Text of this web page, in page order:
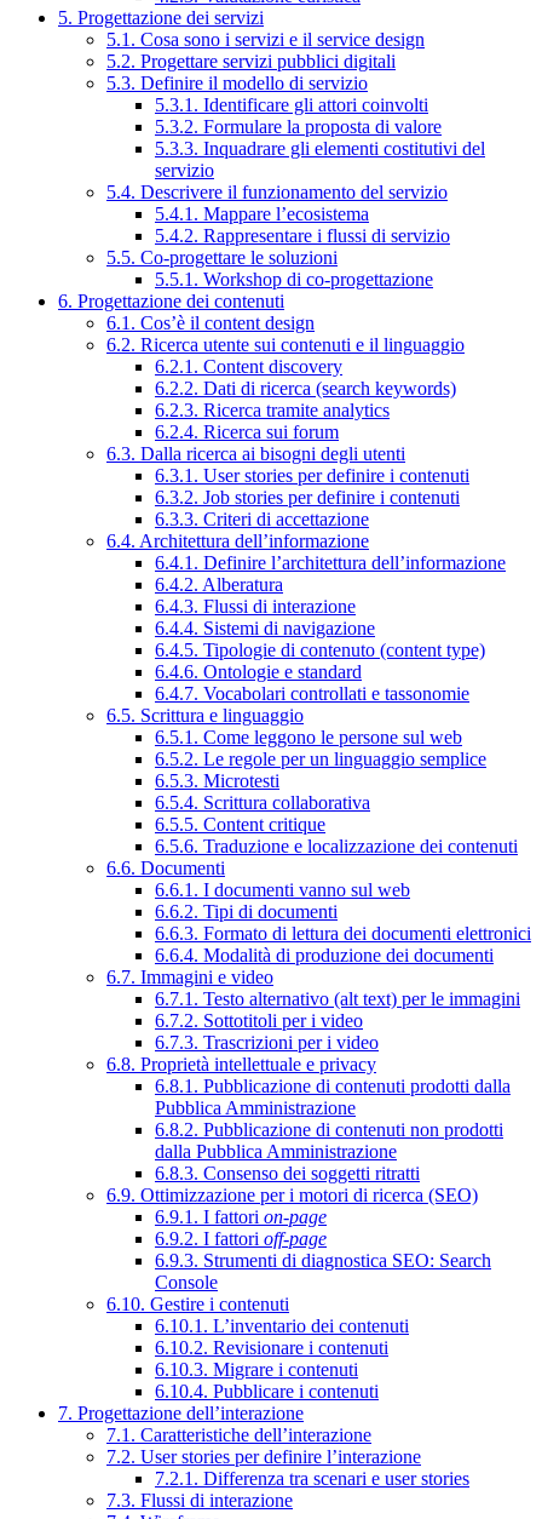
5. Progettazione dei servizi
5.1. Cosa sono i servizi e il service design
5.2. Progettare servizi pubblici digitali
5.3. Definire il modello di servizio
5.3.1. Identificare gli attori coinvolti
5.3.2. Formulare la proposta di valore
5.3.3. Inquadrare gli elementi costitutivi del
servizio
5.4. Descrivere il funzionamento del servizio
5.4.1. Mappare l’ecosistema
5.4.2. Rappresentare i flussi di servizio
5.5. Co-progettare le soluzioni
5.5.1. Workshop di co-progettazione
6. Progettazione dei contenuti
6.1. Cos’è il content design
6.2. Ricerca utente sui contenuti e il linguaggio
6.2.1. Content discovery
6.2.2. Dati di ricerca (search keywords)
6.2.3. Ricerca tramite analytics
6.2.4. Ricerca sui forum
6.3. Dalla ricerca ai bisogni degli utenti
6.3.1. User stories per definire i contenuti
6.3.2. Job stories per definire i contenuti
6.3.3. Criteri di accettazione
6.4. Architettura dell’informazione
6.4.1. Definire l’architettura dell’informazione
6.4.2. Alberatura
6.4.3. Flussi di interazione
6.4.4. Sistemi di navigazione
6.4.5. Tipologie di contenuto (content type)
6.4.6. Ontologie e standard
6.4.7. Vocabolari controllati e tassonomie
6.5. Scrittura e linguaggio
6.5.1. Come leggono le persone sul web
6.5.2. Le regole per un linguaggio semplice
6.5.3. Microtesti
6.5.4. Scrittura collaborativa
6.5.5. Content critique
6.5.6. Traduzione e localizzazione dei contenuti
6.6. Documenti
6.6.1. I documenti vanno sul web
6.6.2. Tipi di documenti
6.6.3. Formato di lettura dei documenti elettronici
6.6.4. Modalità di produzione dei documenti
6.7. Immagini e video
6.7.1. Testo alternativo (alt text) per le immagini
6.7.2. Sottotitoli per i video
6.7.3. Trascrizioni per i video
6.8. Proprietà intellettuale e privacy
6.8.1. Pubblicazione di contenuti prodotti dalla
Pubblica Amministrazione
6.8.2. Pubblicazione di contenuti non prodotti
dalla Pubblica Amministrazione
6.8.3. Consenso dei soggetti ritratti
6.9. Ottimizzazione per i motori di ricerca (SEO)
6.9.1. I fattori on-page
6.9.2. I fattori off-page
6.9.3. Strumenti di diagnostica SEO: Search
Console
6.10. Gestire i contenuti
6.10.1. L’inventario dei contenuti
6.10.2. Revisionare i contenuti
6.10.3. Migrare i contenuti
6.10.4. Pubblicare i contenuti
7. Progettazione dell’interazione
7.1. Caratteristiche dell’interazione
7.2. User stories per definire l’interazione
7.2.1. Differenza tra scenari e user stories
7.3. Flussi di interazione